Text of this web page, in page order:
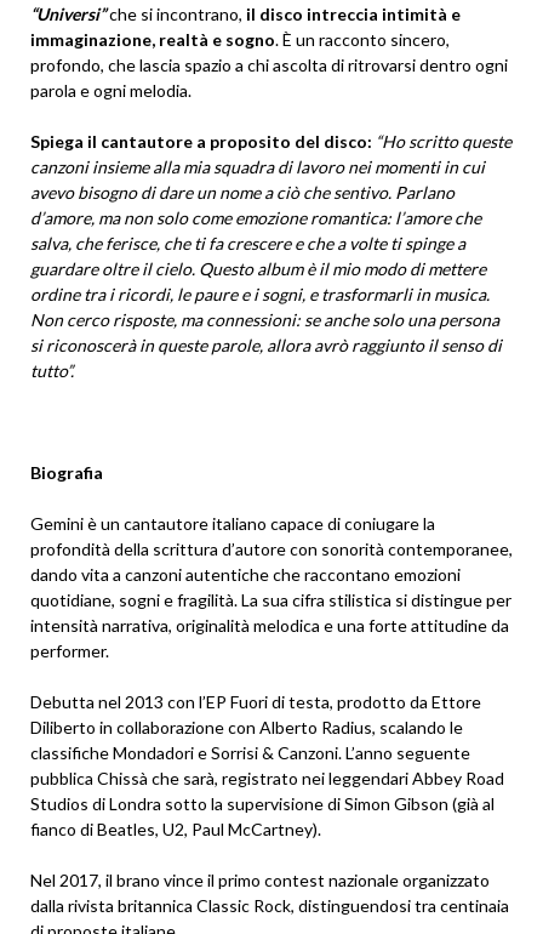
“Universi”che si incontrano, il disco intreccia intimità e
immaginazione, realtà e sogno. È un racconto sincero,
profondo, che lascia spazio a chi ascolta di ritrovarsi dentro ogni
parola e ogni melodia.
Spiega il cantautore a proposito del disco: “Ho scritto queste
canzoni insieme alla mia squadra di lavoro nei momenti in cui
avevo bisogno di dare un nome a ciò che sentivo. Parlano
d’amore, ma non solo come emozione romantica: l’amore che
salva, che ferisce, che ti fa crescere e che a volte ti spinge a
guardare oltre il cielo. Questo album è il mio modo di mettere
ordine tra i ricordi, le paure e i sogni, e trasformarli in musica.
Non cerco risposte, ma connessioni: se anche solo una persona
si riconoscerà in queste parole, allora avrò raggiunto il senso di
tutto”.
Biografia
Gemini è un cantautore italiano capace di coniugare la
profondità della scrittura d’autore con sonorità contemporanee,
dando vita a canzoni autentiche che raccontano emozioni
quotidiane, sogni e fragilità. La sua cifra stilistica si distingue per
intensità narrativa, originalità melodica e una forte attitudine da
performer.
Debutta nel 2013 con l’EP Fuori di testa, prodotto da Ettore
Diliberto in collaborazione con Alberto Radius, scalando le
classifiche Mondadori e Sorrisi & Canzoni. L’anno seguente
pubblica Chissà che sarà, registrato nei leggendari Abbey Road
Studios di Londra sotto la supervisione di Simon Gibson (già al
fianco di Beatles, U2, Paul McCartney).
Nel 2017, il brano vince il primo contest nazionale organizzato
dalla rivista britannica Classic Rock, distinguendosi tra centinaia